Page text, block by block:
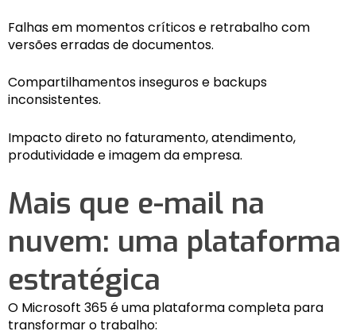
Falhas em momentos críticos e retrabalho com
versões erradas de documentos.
Compartilhamentos inseguros e backups
inconsistentes.
Impacto direto no faturamento, atendimento,
produtividade e imagem da empresa.
Mais que e-mail na
nuvem: uma plataforma
estratégica
O Microsoft 365 é uma plataforma completa para
transformar o trabalho: